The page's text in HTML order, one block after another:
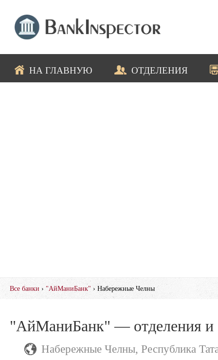
НА ГЛАВНУЮ ОТДЕЛЕНИЯ
Все банки › "АйМаниБанк" › Набережные Челны
"АйМаниБанк" — отделения и
Набережные Челны, Республика